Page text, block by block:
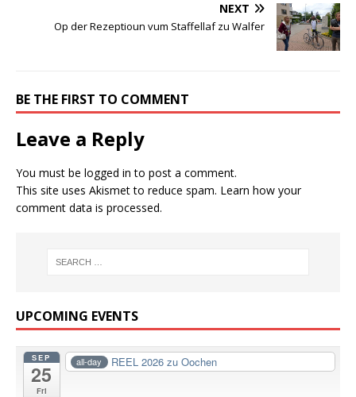
NEXT
Op der Rezeptioun vum Staffellaf zu Walfer
BE THE FIRST TO COMMENT
Leave a Reply
You must be logged in to post a comment.
This site uses Akismet to reduce spam. Learn how your
comment data is processed.
UPCOMING EVENTS
SEP
25
Fri
all-day REEL 2026 zu Oochen